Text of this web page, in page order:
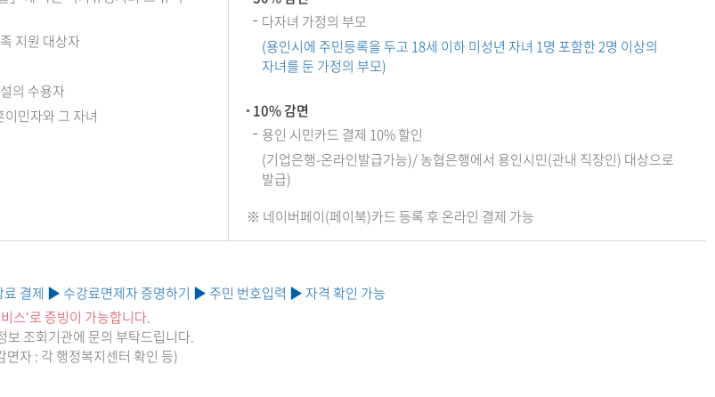
지원 대상자
의 수용자
이민자와 그 자녀
다자녀 가정의 부모
(용인시에 주민등록을 두고 18세 이하 미성년 자녀 1명 포함한 2명 이상의
자녀를 둔 가정의 부모)
10% 감면
용인 시민카드 결제 10% 할인
(기업은행-온라인발급가능)/ 농협은행에서 용인시민(관내 직장인) 대상으로
발급)
※ 네이버페이(페이북)카드 등록 후 온라인 결제 가능
결제 ▶ 수강료면제자 증명하기 ▶ 주민 번호입력 ▶ 자격 확인 가능
스‘로 증빙이 가능합니다.
보 조회기관에 문의 부탁드립니다.
자 : 각 행정복지센터 확인 등)